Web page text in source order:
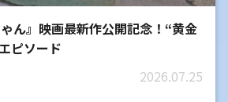
ゃん』映画最新作公開記念！“黄金
ピソード
2026.07.25